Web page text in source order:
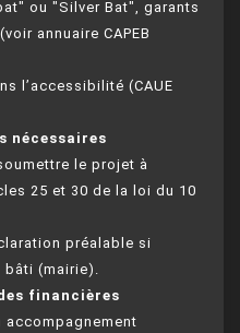
ou "Silver Bat", garants
annuaire CAPEB
l’accessibilité (CAUE
nécessaires
le projet à
25 et 30 de la loi du 10
préalable si
(mairie).
financières
accompagnement